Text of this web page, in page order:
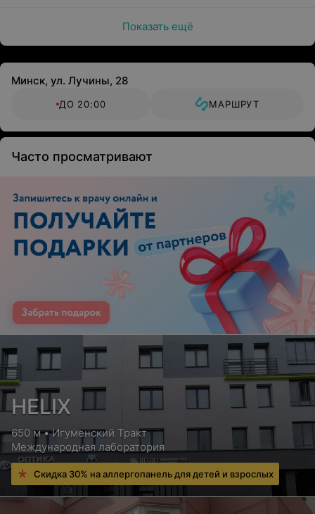
Показать ещё
Минск, ул. Лучины, 28
ДО 20:00 МАРШРУТ
Часто просматривают
HELIX
650 м • Игуменский Тракт
Международная лаборатория
Скидка 30% на аллергопанель для детей и взрослых